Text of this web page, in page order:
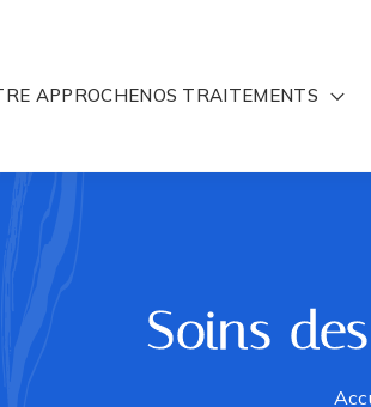
APPROCHENOS TRAITEMENTS
Soins